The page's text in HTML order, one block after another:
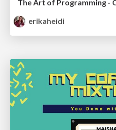
The Art of Programming -
erikaheidi